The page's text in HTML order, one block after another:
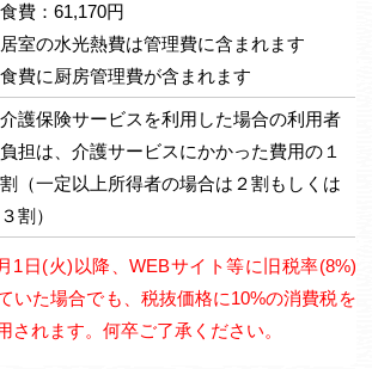
食費：61,170円
居室の水光熱費は管理費に含まれます
食費に厨房管理費が含まれます
介護保険サービスを利用した場合の利用者
負担は、介護サービスにかかった費用の１
割（一定以上所得者の場合は２割もしくは
３割）
1日(火)以降、WEBサイト等に旧税率(8%)
いた場合でも、税抜価格に10%の消費税を
されます。何卒ご了承ください。